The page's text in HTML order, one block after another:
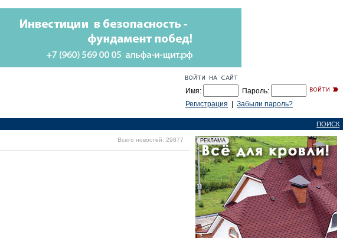
Имя:
Пароль:
Регистрация
Забыли пароль?
ПОИСК
Всего новостей: 29877